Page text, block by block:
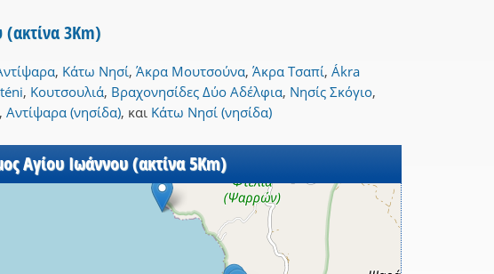
3Km)
, Κάτω Νησί, Άκρα Μουτσούνα, Άκρα Τσαπί, Ákra
, Κουτσουλιά, Βραχονησίδες Δύο Αδέλφια, Νησίς Σκόγιο,
, Αντίψαρα (νησίδα), και Κάτω Νησί (νησίδα)
Αγίου Ιωάννου (ακτίνα 5Km)